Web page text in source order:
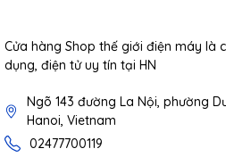
Cửa hàng Shop thế giới điện máy là
dụng, điện tử uy tín tại HN
Ngõ 143 đường La Nội, phường
Hanoi, Vietnam
02477700119